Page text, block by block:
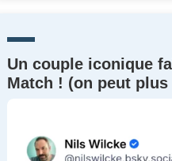
Un couple iconique
Match ! (on peut